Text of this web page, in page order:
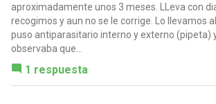
aproximadamente unos 3 meses. LLeva con
recogimos y aun no se le corrige. Lo llevamos
puso antiparasitario interno y externo (pipeta)
observaba que...
1 respuesta